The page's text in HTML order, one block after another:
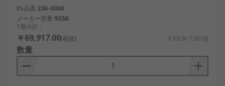
RS品番 236-0060
メーカー型番 935A
1個小計：
￥69,917.00(税抜) ￥69,917.00/個
数量